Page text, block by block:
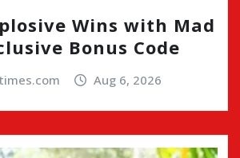
Wins with Mad
Bonus Code
Aug 6, 2026